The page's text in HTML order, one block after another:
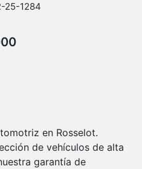
25-1284
en Rosselot.
de vehículos de alta
garantía de